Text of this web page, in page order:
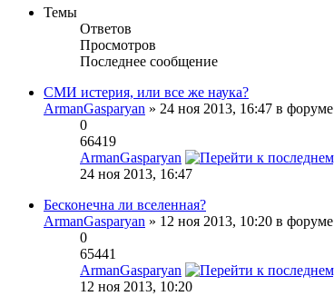
Темы
Ответов
Просмотров
Последнее сообщение
СМИ истерия, или все же наука?
ArmanGasparyan » 24 ноя 2013, 16:47 в форуме
0
66419
ArmanGasparyan
24 ноя 2013, 16:47
Бесконечна ли вселенная?
ArmanGasparyan » 12 ноя 2013, 10:20 в форуме
0
65441
ArmanGasparyan
12 ноя 2013, 10:20